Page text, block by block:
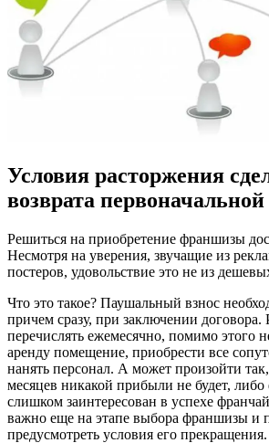
Условия расторжения
возврата
Решиться на приобретение франшизы
Несмотря на уверения, звучащие из
постеров, удовольствие это не из
Что это такое? Паушальный взнос
причем сразу, при заключении договора.
перечислять ежемесячно, помимо этого
аренду помещение, приобрести все
нанять персонал. А может произойти так,
месяцев никакой прибыли не будет, либо
слишком заинтересован в успехе
важно еще на этапе выбора франшизы и
предусмотреть условия его прекращения.